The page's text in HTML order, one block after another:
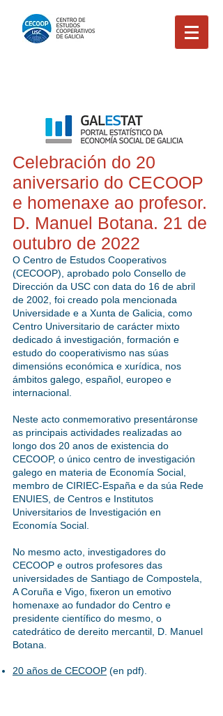
Celebración do 20
aniversario do CECOOP
e homenaxe ao profesor.
D. Manuel Botana. 21 de
outubro de 2022
O Centro de Estudos Cooperativos
(CECOOP), aprobado polo Consello de
Dirección da USC con data do 16 de abril
de 2002, foi creado pola mencionada
Universidade e a Xunta de Galicia, como
Centro Universitario de carácter mixto
dedicado á investigación, formación e
estudo do cooperativismo nas súas
dimensións económica e xurídica, nos
ámbitos galego, español, europeo e
internacional.
Neste acto conmemorativo presentáronse
as principais actividades realizadas ao
longo dos 20 anos de existencia do
CECOOP, o único centro de investigación
galego en materia de Economía Social,
membro de CIRIEC-España e da súa Rede
ENUIES, de Centros e Institutos
Universitarios de Investigación en
Economía Social.
No mesmo acto, investigadores do
CECOOP e outros profesores das
universidades de Santiago de Compostela,
A Coruña e Vigo, fixeron un emotivo
homenaxe ao fundador do Centro e
presidente científico do mesmo, o
catedrático de dereito mercantil, D. Manuel
Botana.
20 años de CECOOP (en pdf).